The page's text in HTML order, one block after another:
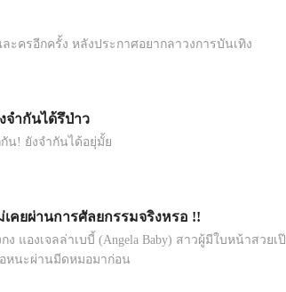
ครอีกครั้ง หลังประกาศอยากลาวงการบันเทิง
จำกันได้รึป่าว
น! ยังจำกันได้อยุ่มั้ย
เคยผ่านการศัลยกรรมจริงหรอ !!
แองเจลล่าเบบี้ (Angela Baby) สาวผู้มีใบหน้าสวยเ
หนะผ่านมีดหมอมาก่อน